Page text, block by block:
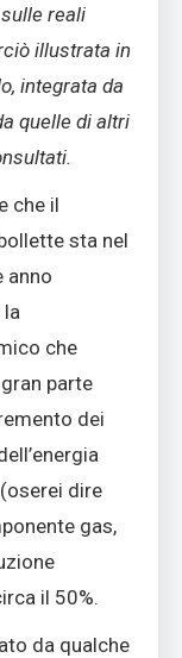
reali
illustrata in
integrata da
quelle di altri
che il
sta nel
anno
la
che
parte
dei
dire
gas,
il 50%.
da qualche